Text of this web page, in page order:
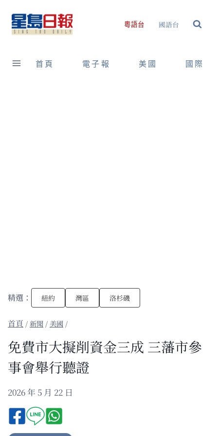
content
粵語台 國語台
首頁 電子報 美國 國際
精選： 紐約 灣區 洛杉磯
/新聞 / 美國 /
免費市大擬削資金三成 三藩市參
事會舉行聽證
2026 年 5 月 22 日